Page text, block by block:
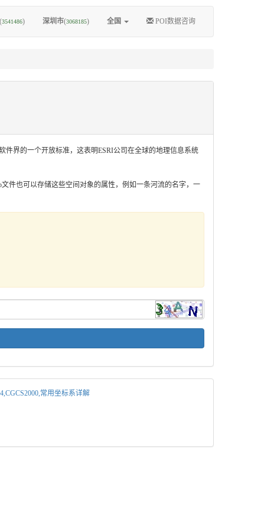
(3541486) 深圳市(3068185) 全国 POI数据咨询
件界的一个开放标准，这表明ESRI公司在全球的地理信息系统
件也可以存储这些空间对象的属性，例如一条河流的名字，一
常用坐标系详解